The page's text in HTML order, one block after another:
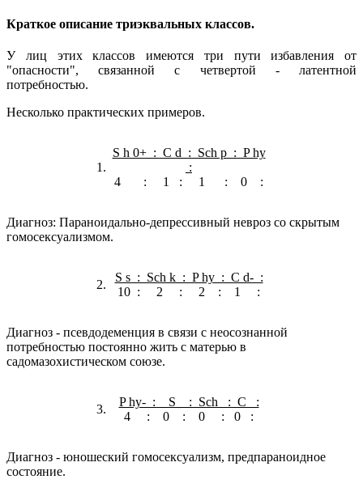
Краткое описание триэквальных классов.
У лиц этих классов имеются три пути избавления от
"опасности", связанной с четвертой - латентной
потребностью.
Несколько практических примеров.
1.
S h 0+ : C d : Sch p : P hy
:
4 : 1 : 1 : 0 :
Диагноз: Параноидально-депрессивный невроз со скрытым
гомосексуализмом.
2.
S s : Sch k : P hy : C d- :
10 : 2 : 2 : 1 :
Диагноз - псевдодеменция в связи с неосознанной
потребностью постоянно жить с матерью в
садомазохистическом союзе.
3.
P hy- : S : Sch : C :
4 : 0 : 0 : 0 :
Диагноз - юношеский гомосексуализм, предпараноидное
состояние.